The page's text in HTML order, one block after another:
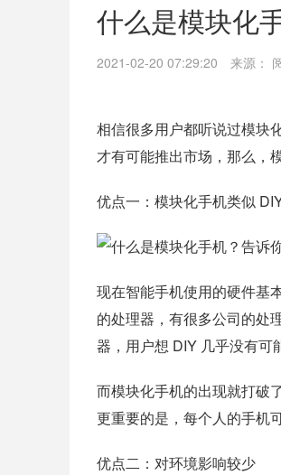
什么是模块化
2021-02-20 07:29:20 来源：
相信很多用户都听说过模块
才有可能推出市场，那么，
优点一：模块化手机类似
现在智能手机使用的硬件基
的处理器，有很多公司的处
器，用户想 DIY 几乎没有可
而模块化手机的出现就打破
更重要的是，每个人的手机
优点二：对环境影响较少